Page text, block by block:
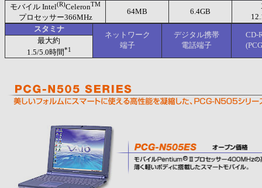
モバイル Intel(R)CeleronTM
プロセッサー366MHz
64MB 6.4GB
スタミナ
ネットワーク
端子
デジタル携帯
電話端子
CD-
最大約
1.5/5.0時間*1